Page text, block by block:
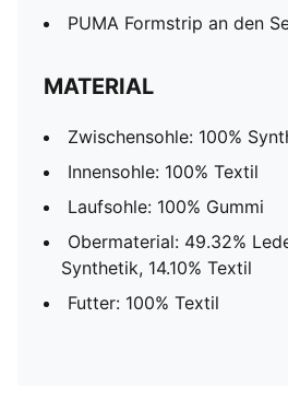
PUMA Formstrip an den
MATERIAL
Zwischensohle: 100%
Innensohle: 100% Textil
Laufsohle: 100% Gummi
Obermaterial: 49.32%
Synthetik, 14.10% Textil
Futter: 100% Textil